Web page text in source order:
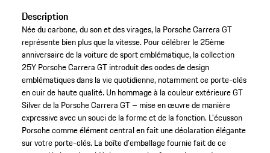
Description
Née du carbone, du son et des virages, la Porsche Carrera GT
représente bien plus que la vitesse. Pour célébrer le 25ème
anniversaire de la voiture de sport emblématique, la collection
25Y Porsche Carrera GT introduit des codes de design
emblématiques dans la vie quotidienne, notamment ce porte-clés
en cuir de haute qualité. Un hommage à la couleur extérieure GT
Silver de la Porsche Carrera GT – mise en œuvre de manière
expressive avec un souci de la forme et de la fonction. L'écusson
Porsche comme élément central en fait une déclaration élégante
sur votre porte-clés. La boîte d'emballage fournie fait de ce